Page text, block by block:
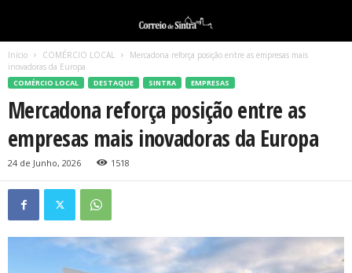
Início COMÉRCIO LOCAL
Mercadona reforça posição entre as empresas mais
inovadoras da Europa
COMÉRCIO LOCAL DESTAQUE SINTRA EMPRESAS
Mercadona reforça posição entre as
empresas mais inovadoras da Europa
24 de Junho, 2026 1518